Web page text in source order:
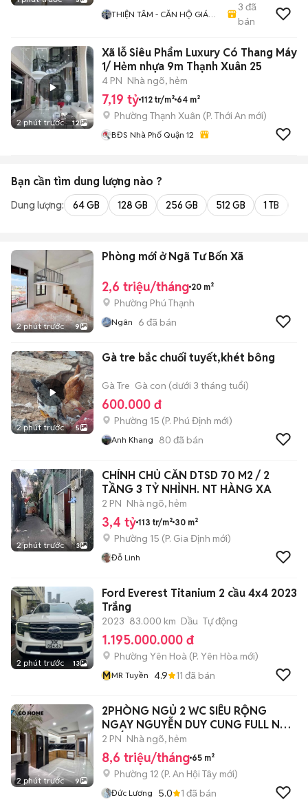
THIỆN TÂM - CĂN HỘ GIÁ
3 đã
bán
2 phút trước 12
Xã lỗ Siêu Phẩm Luxury Có Thang Máy
1/ Hẻm nhựa 9m Thạnh Xuân 25
4 PN Nhà ngõ, hẻm
7,19 tỷ 112 tr/m² 64 m²
Phường Thạnh Xuân (P. Thới An mới)
BĐS Nhà Phố Quận 12
Bạn cần tìm dung lượng nào ?
Dung lượng: 64 GB 128 GB 256 GB 512 GB 1 TB
2 phút trước 9
Phòng mới ở Ngã Tư Bốn Xã
2,6 triệu/tháng 20 m²
Phường Phú Thạnh
Ngân 6 đã bán
2 phút trước 5
Gà tre bắc chuối tuyết,khét bông
Gà Tre Gà con (dưới 3 tháng tuổi)
600.000 đ
Phường 15 (P. Phú Định mới)
Anh Khang 80 đã bán
2 phút trước 3
CHÍNH CHỦ CĂN DTSD 70 M2 / 2
TẦNG 3 TỶ NHỈNH. NT HÀNG XA
2 PN Nhà ngõ, hẻm
3,4 tỷ 113 tr/m² 30 m²
Phường 15 (P. Gia Định mới)
Đỗ Linh
2 phút trước 13
Ford Everest Titanium 2 cầu 4x4 2023
Trắng
2023 83.000 km Dầu Tự động
1.195.000.000 đ
Phường Yên Hoà (P. Yên Hòa mới)
MMR Tuyền 4.9 11 đã bán
2 phút trước 9
2PHÒNG NGỦ 2 WC SIÊU RỘNG
NGAY NGUYỄN DUY CUNG FULL NỘI
THẤT
2 PN Nhà ngõ, hẻm
8,6 triệu/tháng 65 m²
Phường 12 (P. An Hội Tây mới)
Đức Lương 5.0 1 đã bán